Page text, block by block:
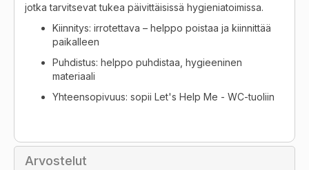
jotka tarvitsevat tukea päivittäisissä hygieniatoimissa.
Kiinnitys: irrotettava – helppo poistaa ja kiinnittää
paikalleen
Puhdistus: helppo puhdistaa, hygieeninen
materiaali
Yhteensopivuus: sopii Let's Help Me - WC-tuoliin
Arvostelut